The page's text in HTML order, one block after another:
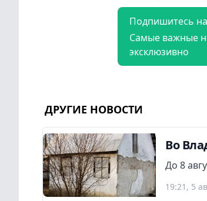
Подпишитесь
Самые важные
эксклюзивно
ДРУГИЕ НОВОСТИ
Во
До 8
19:21, 5